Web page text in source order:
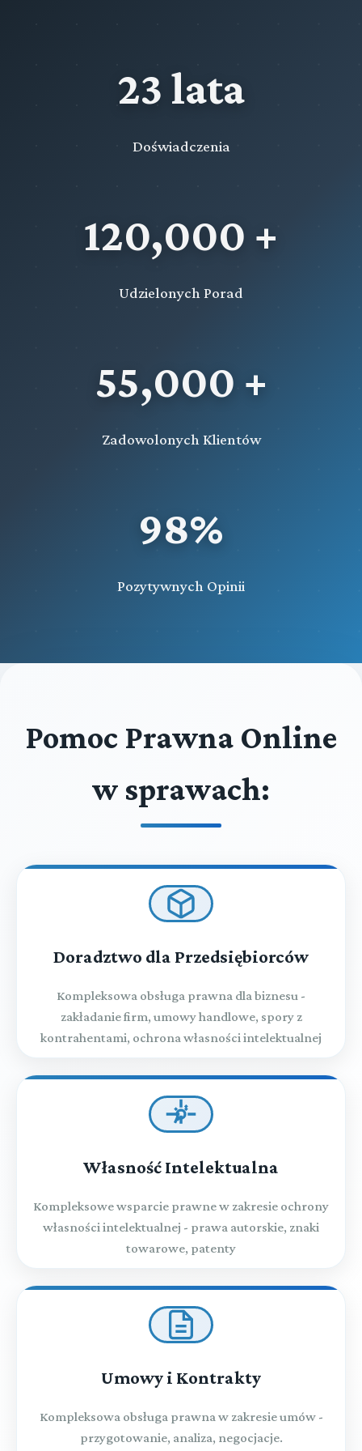
23 lata
Doświadczenia
120,000 +
Udzielonych Porad
55,000 +
Zadowolonych Klientów
98%
Pozytywnych Opinii
Pomoc Prawna Online
w sprawach:
Doradztwo dla Przedsiębiorców
Kompleksowa obsługa prawna dla biznesu -
zakładanie firm, umowy handlowe, spory z
kontrahentami, ochrona własności intelektualnej
Własność Intelektualna
Kompleksowe wsparcie prawne w zakresie ochrony
własności intelektualnej - prawa autorskie, znaki
towarowe, patenty
Umowy i Kontrakty
Kompleksowa obsługa prawna w zakresie umów -
przygotowanie, analiza, negocjacje.